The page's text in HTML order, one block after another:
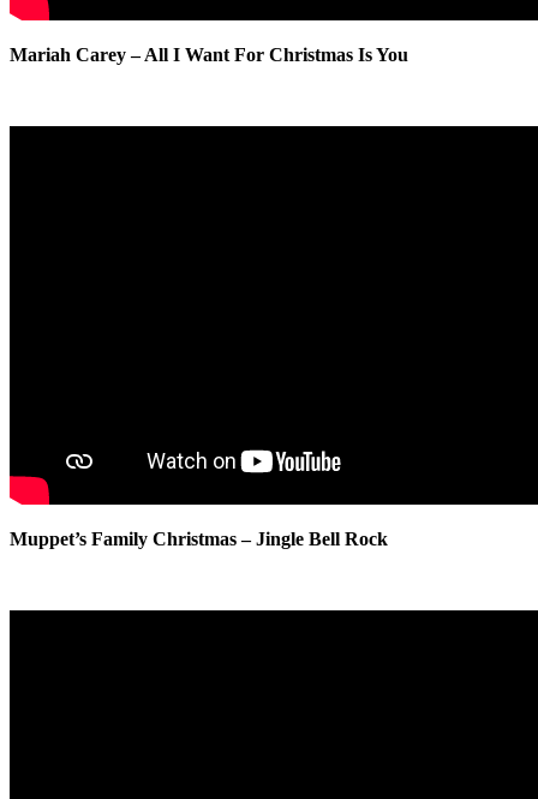
Mariah Carey – All I Want For Christmas Is You
Muppet’s Family Christmas – Jingle Bell Rock